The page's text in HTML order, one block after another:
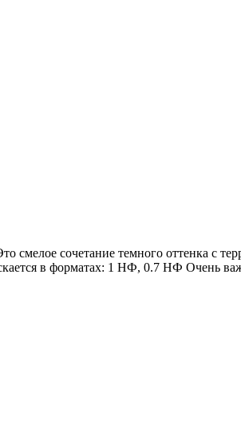
сочетание темного оттенка с
в форматах: 1 НФ, 0.7 НФ Очень